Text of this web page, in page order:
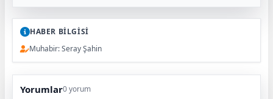
HABER BİLGİSİ
Muhabir: Seray Şahin
Yorumlar0 yorum